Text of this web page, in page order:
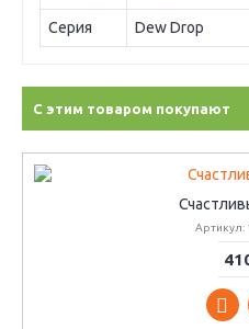
Серия Dew Drop
С этим товаром покупают
Артикул: